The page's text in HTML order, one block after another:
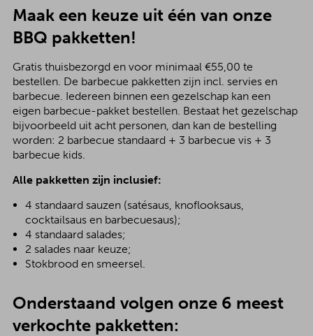
Maak een keuze uit één van onze
BBQ pakketten!
Gratis thuisbezorgd en voor minimaal €55,00 te
bestellen. De barbecue pakketten zijn incl. servies en
barbecue. Iedereen binnen een gezelschap kan een
eigen barbecue-pakket bestellen. Bestaat het gezelschap
bijvoorbeeld uit acht personen, dan kan de bestelling
worden: 2 barbecue standaard + 3 barbecue vis + 3
barbecue kids.
Alle pakketten zijn inclusief:
4 standaard sauzen (satésaus, knoflooksaus,
cocktailsaus en barbecuesaus);
4 standaard salades;
2 salades naar keuze;
Stokbrood en smeersel.
Onderstaand volgen onze 6 meest
verkochte pakketten: